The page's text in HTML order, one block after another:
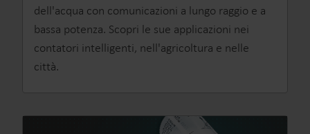
dell'acqua con comunicazioni a lungo raggio e a
bassa potenza. Scopri le sue applicazioni nei
contatori intelligenti, nell'agricoltura e nelle
città.